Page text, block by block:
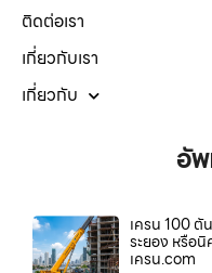
ติดต่อเรา
เกี่ยวกับเรา
เกี่ยวกับ
อั
เครน 100
ระยอง หรือ
เครน.com